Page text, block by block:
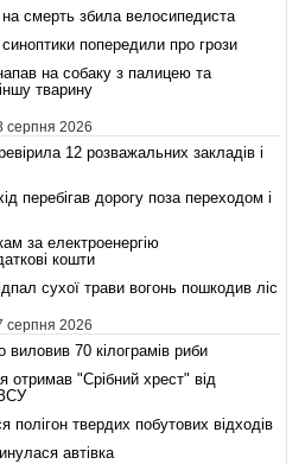
смерть збила велосипедиста
попередили про грози
на собаку з палицею та
тварину
серпня 2026
12 розважальних закладів і
перебігав дорогу поза переходом і
за електроенергію
кошти
сухої трави вогонь пошкодив ліс
серпня 2026
70 кілограмів риби
отримав "Срібний хрест" від
полігон твердих побутових відходів
автівка